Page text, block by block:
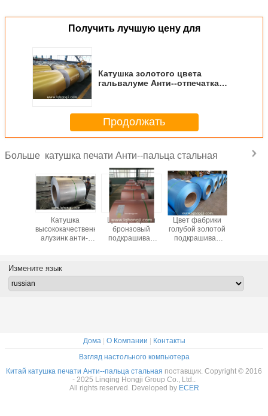
Получить лучшую цену для
Катушка золотого цвета
гальвалуме Анти--отпечатка
Продолжать
Больше катушка печати Анти--пальца стальная
с
цвет
Катушка
высококачественного
алузинк анти--
стальная, сталь
АФП
спиралью от
Цвет фабрики
бронзовый
подкрашивал
стальную
Цвет фабрики
голубой золотой
подкрашивал
АФП стальную
Измените язык
Дома| О Компании | Контакты
Взгляд настольного компьютера
Китай катушка печати Анти--пальца стальная поставщик. Copyright © 2016
- 2025 Linqing Hongji Group Co., Ltd..
All rights reserved. Developed by ECER